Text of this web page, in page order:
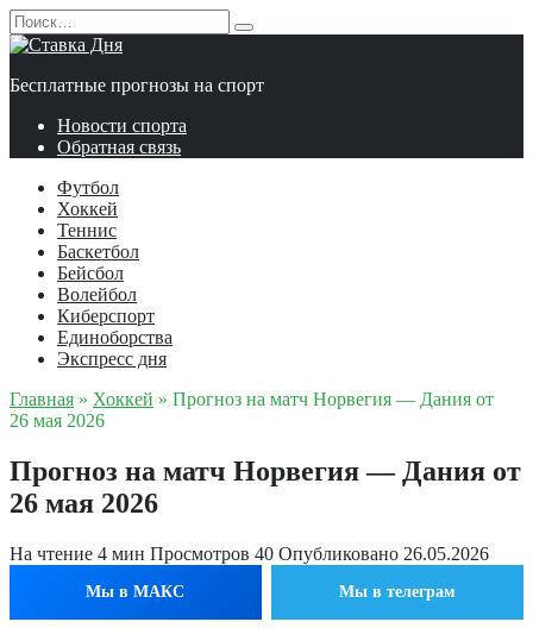
Перейти
к
содержанию
Search
for:
Бесплатные прогнозы на спорт
Новости спорта
Обратная связь
Футбол
Хоккей
Теннис
Баскетбол
Бейсбол
Волейбол
Киберспорт
Единоборства
Экспресс дня
Главная » Хоккей » Прогноз на матч Норвегия — Дания от
26 мая 2026
Прогноз на матч Норвегия — Дания от
26 мая 2026
На чтение 4 мин Просмотров 40 Опубликовано 26.05.2026
Мы в МАКС Мы в телеграм